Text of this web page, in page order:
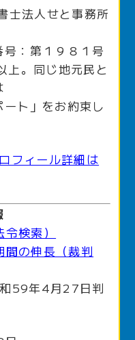
士法人せと事務所
：第１９８１号
上。同じ地元民と
ト」をお約束し
フィール詳細は
検索）
間の伸長（裁判
59年4月27日判